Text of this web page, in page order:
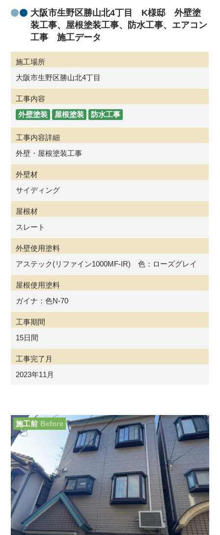
大阪市生野区勝山北4丁目 K様邸 外壁塗
装工事、屋根塗装工事、防水工事、エアコン
工事 施工データ
施工場所
大阪市生野区勝山北4丁目
工事内容
外壁塗装
屋根塗装 防水工事
工事内容詳細
外壁・屋根塗装工事
外壁材
サイディング
屋根材
スレート
外壁使用塗料
アステック(リファイン1000MF-IR) 色：ローズグレイ
屋根使用塗料
ガイナ：色N-70
工事期間
15日間
工事完了月
2023年11月
施工前 Before